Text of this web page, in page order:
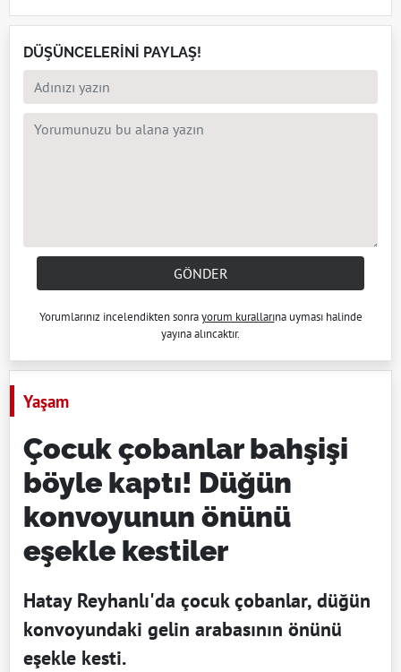
DÜŞÜNCELERİNİ PAYLAŞ!
GÖNDER
Yorumlarınız incelendikten sonrayorum kurallarına uyması halinde
yayına alıncaktır.
Yaşam
Çocuk çobanlar bahşişi
böyle kaptı! Düğün
konvoyunun önünü
eşekle kestiler
Hatay Reyhanlı'da çocuk çobanlar, düğün
konvoyundaki gelin arabasının önünü
eşekle kesti.